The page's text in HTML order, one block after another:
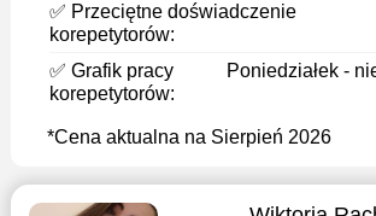
✅ Przeciętne doświadczenie
korepetytorów:
✅ Grafik pracy
korepetytorów:
Poniedziałek -
*Cena aktualna na Sierpień 2026